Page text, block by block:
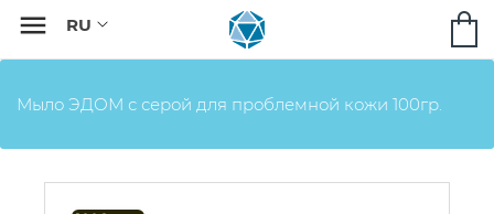

Мыло ЭДОМ с серой для проблемной кожи 100гр.